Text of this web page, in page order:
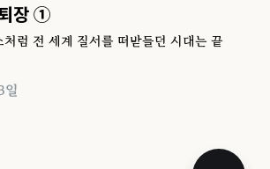
장 ①
처럼 전 세계 질서를 떠받들던 시대는 끝
일